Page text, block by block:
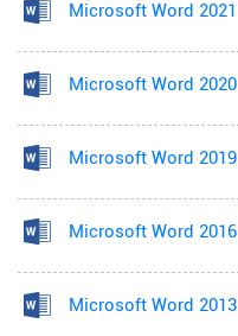
Microsoft Word 2021
Microsoft Word 2020
Microsoft Word 2019
Microsoft Word 2016
Microsoft Word 2013